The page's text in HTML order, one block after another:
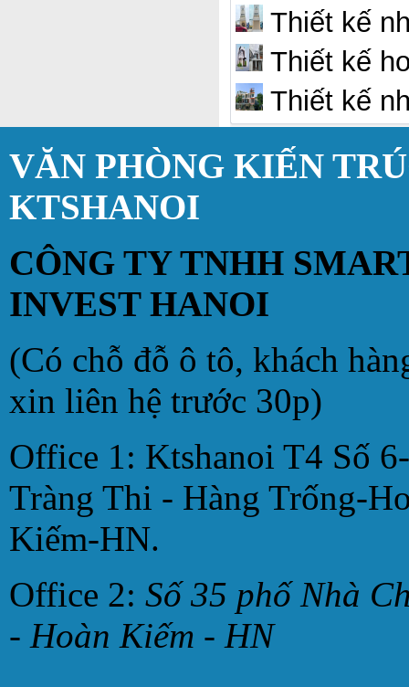
Thiết kế
Thiết kế
Thiết kế
VĂN PHÒNG KIẾN
KTSHANOI
CÔNG TY TNHH
INVEST HANOI
(Có chỗ đỗ ô tô, khách
xin liên hệ trước 30p)
Office 1: Ktshanoi T4 Số
Tràng Thi - Hàng Trống-
Kiếm-HN.
Office 2: Số 35 phố Nhà
- Hoàn Kiếm - HN